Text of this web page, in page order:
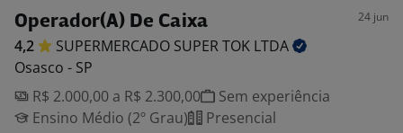
Operador(A) De Caixa 24 jun
4,2 SUPERMERCADO SUPER TOK LTDA
Osasco - SP
R$ 2.000,00 a R$ 2.300,00
Sem experiência
Ensino Médio (2º Grau)
Presencial